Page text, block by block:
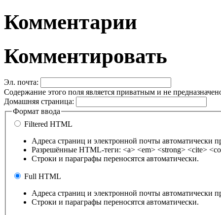
Комментарии
Комментировать
Эл. почта:
Содержание этого поля является приватным и не
Домашняя страница:
Формат ввода
Filtered HTML
Адреса страниц и электронной почты автоматически
Разрешённые HTML-теги: <a> <em> <strong> <cite>
Строки и параграфы переносятся автоматически.
Full HTML
Адреса страниц и электронной почты автоматически
Строки и параграфы переносятся автоматически.